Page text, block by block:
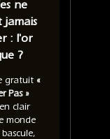
ne
jamais
: l'or
?
gratuit «
Pas »
clair
monde